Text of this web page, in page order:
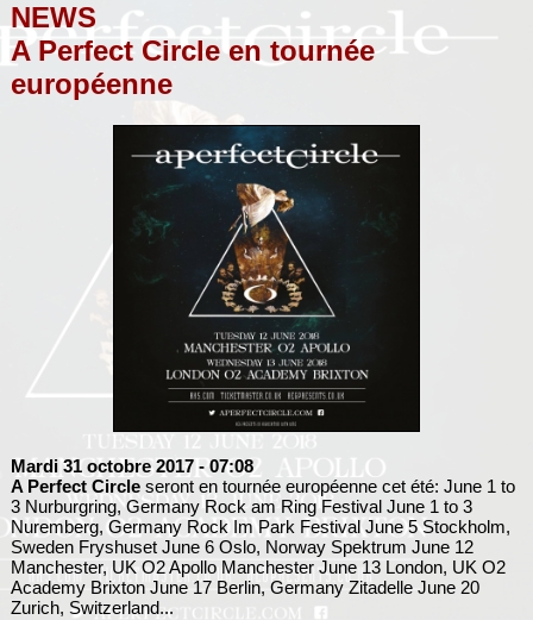
NEWS
A Perfect Circle en tournée
européenne
Mardi 31 octobre 2017 - 07:08
A Perfect Circleseront en tournée européenne cet été: June 1 to
3 Nurburgring, Germany Rock am Ring Festival June 1 to 3
Nuremberg, Germany Rock Im Park Festival June 5 Stockholm,
Sweden Fryshuset June 6 Oslo, Norway Spektrum June 12
Manchester, UK O2 Apollo Manchester June 13 London, UK O2
Academy Brixton June 17 Berlin, Germany Zitadelle June 20
Zurich, Switzerland...